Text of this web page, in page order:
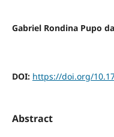
Gabriel Rondina Pupo
DOI: https://doi.org/
Abstract